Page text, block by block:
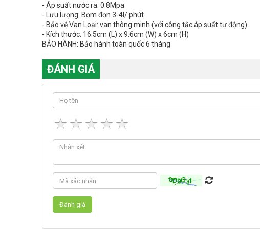
- Áp suất nước ra: 0.8Mpa
- Lưu lượng: Bơm đơn 3-4l/ phút
- Bảo vệ Van Loại: van thông minh (với công tắc áp suất tự động)
- Kích thước: 16.5cm (L) x 9.6cm (W) x 6cm (H)
BẢO HÀNH: Bảo hành toàn quốc 6 tháng
ĐÁNH GIÁ